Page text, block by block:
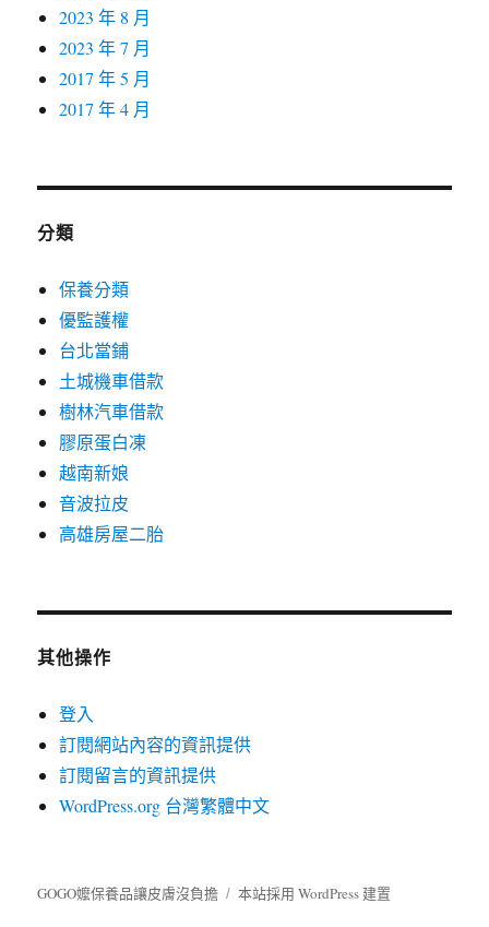
2023 年 8 月
2023 年 7 月
2017 年 5 月
2017 年 4 月
分類
保養分類
優監護權
台北當鋪
土城機車借款
樹林汽車借款
膠原蛋白凍
越南新娘
音波拉皮
高雄房屋二胎
其他操作
登入
訂閱網站內容的資訊提供
訂閱留言的資訊提供
WordPress.org 台灣繁體中文
GOGO嬤保養品讓皮膚沒負擔 本站採用 WordPress 建置